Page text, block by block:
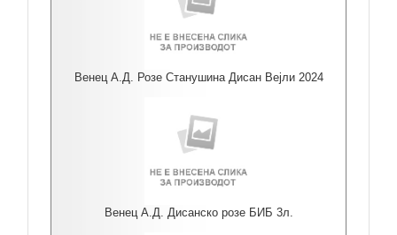
Венец А.Д. Розе Станушина Дисан Вејли 2024
Венец А.Д. Дисанско розе БИБ 3л.